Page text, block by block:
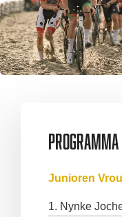
Programma
Junioren
1. Nynke